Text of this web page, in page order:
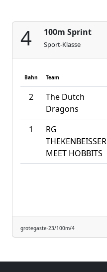
4 100m Sprint
Sport-Klasse
Bahn Team
2
The Dutch
Dragons
1
RG
THEKENBEISSER
MEET HOBBITS
grotegaste-23/100m/4